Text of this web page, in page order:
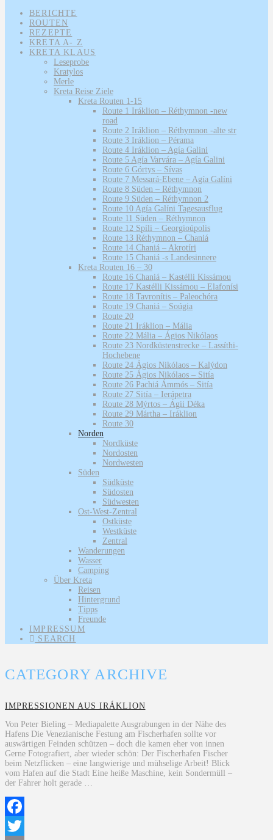
BERICHTE
ROUTEN
REZEPTE
KRETA A- Z
KRETA KLAUS
Leseprobe
Kratylos
Merle
Kreta Reise Ziele
Kreta Routen 1-15
Route 1 Iráklion – Réthymnon -new
road
Route 2 Iráklion – Réthymnon -alte str
Route 3 Iráklion – Pérama
Route 4 Iráklion – Agía Galini
Route 5 Agía Varvára – Agía Galini
Route 6 Górtys – Sívas
Route 7 Messará-Ebene – Agía Galíni
Route 8 Süden – Réthymnon
Route 9 Süden – Réthymnon 2
Route 10 Agía Galíni Tagesausflug
Route 11 Süden – Réthymnon
Route 12 Spíli – Georgioúpolis
Route 13 Réthymnon – Chaniá
Route 14 Chaniá – Akrotíri
Route 15 Chaniá -s Landesinnere
Kreta Routen 16 – 30
Route 16 Chaniá – Kastélli Kissámou
Route 17 Kastélli Kissámou – Elafonísi
Route 18 Tavronítis – Paleochóra
Route 19 Chaniá – Soúgia
Route 20
Route 21 Iráklion – Mália
Route 22 Mália – Ágios Nikólaos
Route 23 Nordküstenstrecke – Lassíthi-
Hochebene
Route 24 Ágios Nikólaos – Kalýdon
Route 25 Ágios Nikólaos – Sitía
Route 26 Pachiá Ámmós – Sitía
Route 27 Sitía – Ierápetra
Route 28 Mýrtos – Ágii Déka
Route 29 Mártha – Iráklion
Route 30
Norden
Nordküste
Nordosten
Nordwesten
Süden
Südküste
Südosten
Südwesten
Ost-West-Zentral
Ostküste
Westküste
Zentral
Wanderungen
Wasser
Camping
Über Kreta
Reisen
Hintergrund
Tipps
Freunde
IMPRESSUM
SEARCH
CATEGORY ARCHIVE
IMPRESSIONEN AUS IRÁKLION
Von Peter Bieling – Mediapalette Ausgrabungen in der Nähe des
Hafens Die Venezianische Festung am Fischerhafen sollte vor
auswärtigen Feinden schützen – doch die kamen eher von innen
Gerne Fotografiert, aber wieder schön: Der Fischerhafen Fischer
beim Netzflicken – eine langwierige und mühselige Arbeit! Blick
vom Hafen auf die Stadt Eine heiße Maschine, kein Sondermüll –
der Fahrer holt gerade …
Facebook